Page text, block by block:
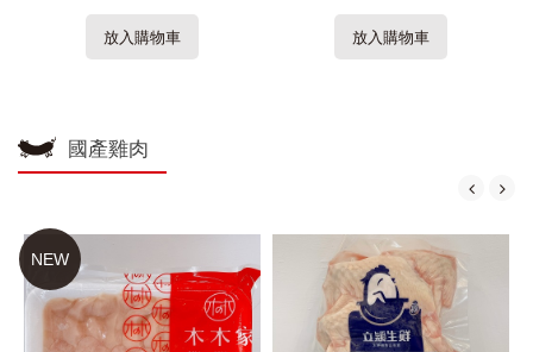
放入購物車 放入購物車
國產雞肉
NEW